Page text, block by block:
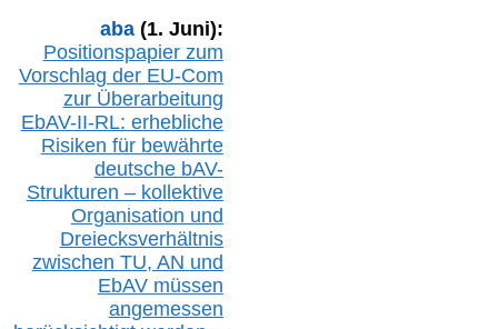
aba(1. Juni):
Positionspapier zum
Vorschlag der EU-Com
zur Überarbeitung
EbAV-II-RL: erhebliche
Risiken für bewährte
deutsche bAV-
Strukturen – kollektive
Organisation und
Dreiecksverhältnis
zwischen TU, AN und
EbAV müssen
angemessen